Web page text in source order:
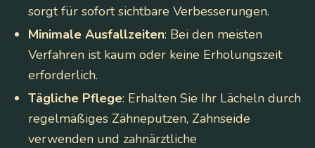
sorgt für sofort sichtbare Verbesserungen.
Minimale Ausfallzeiten: Bei den meisten
Verfahren ist kaum oder keine Erholungszeit
erforderlich.
Tägliche Pflege: Erhalten Sie Ihr Lächeln durch
regelmäßiges Zähneputzen, Zahnseide
verwenden und zahnärztliche